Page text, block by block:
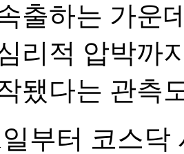
출하는 가운
리적 압박까
됐다는 관측
부터 코스